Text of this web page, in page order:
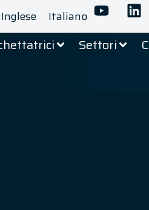
Inglese Italiano
Settori